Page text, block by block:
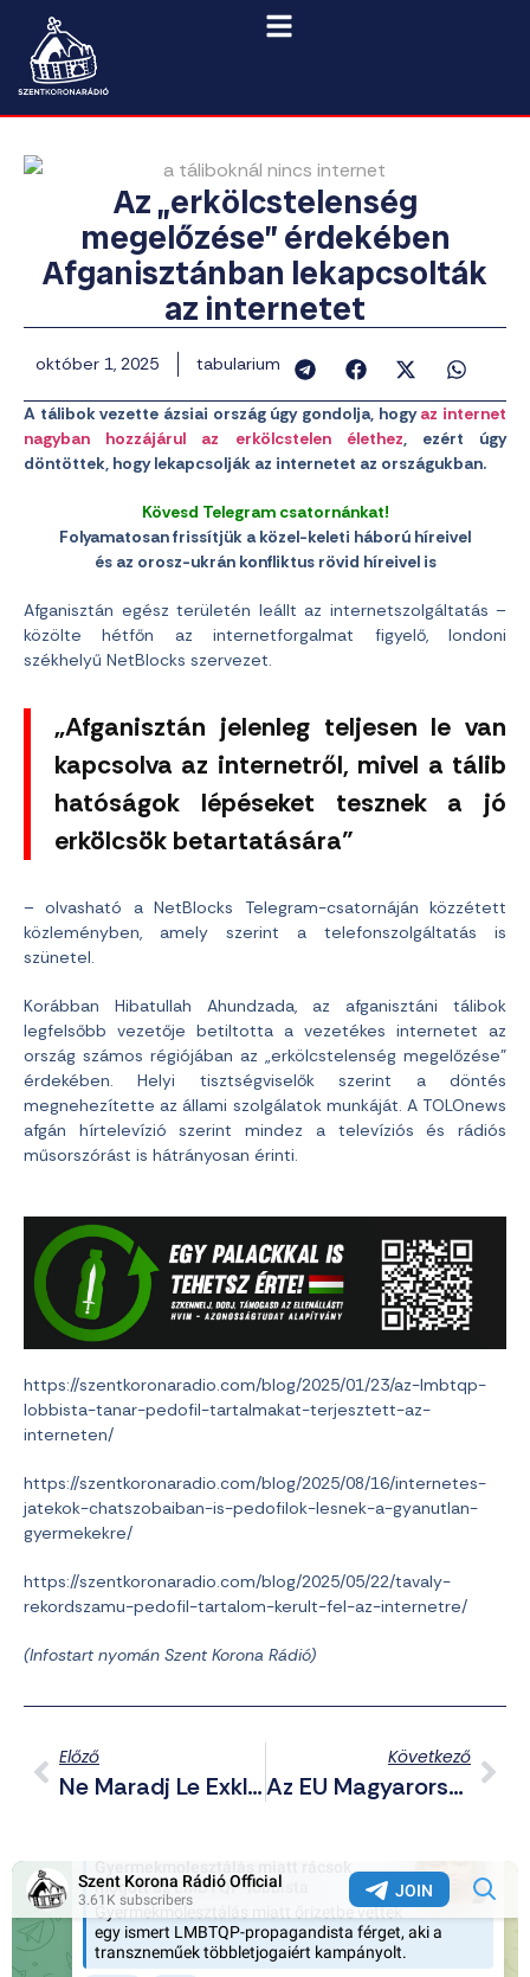
Az „erkölcstelenség
megelőzése” érdekében
Afganisztánban lekapcsolták
az internetet
október 1, 2025 tabularium
A tálibok vezette ázsiai ország úgy gondolja, hogyaz internet
nagyban hozzájárul az erkölcstelen élethez , ezért úgy
döntöttek, hogy lekapcsolják az internetet az országukban.
Kövesd Telegram csatornánkat!
Folyamatosan frissítjük a közel-keleti háború híreivel
és az orosz-ukrán konfliktus rövid híreivel is
Afganisztán egész területén leállt az internetszolgáltatás –
közölte hétfőn az internetforgalmat figyelő, londoni
székhelyű NetBlocks szervezet.
„Afganisztán jelenleg teljesen le van
kapcsolva az internetről, mivel a tálib
hatóságok lépéseket tesznek a jó
erkölcsök betartatására”
– olvasható a NetBlocks Telegram-csatornáján közzétett
közleményben, amely szerint a telefonszolgáltatás is
szünetel.
Korábban Hibatullah Ahundzada, az afganisztáni tálibok
legfelsőbb vezetője betiltotta a vezetékes internetet az
ország számos régiójában az „erkölcstelenség megelőzése”
érdekében. Helyi tisztségviselők szerint a döntés
megnehezítette az állami szolgálatok munkáját. A TOLOnews
afgán hírtelevízió szerint mindez a televíziós és rádiós
műsorszórást is hátrányosan érinti.
https://szentkoronaradio.com/blog/2025/01/23/az-lmbtqp-
lobbista-tanar-pedofil-tartalmakat-terjesztett-az-
interneten/
https://szentkoronaradio.com/blog/2025/08/16/internetes-
jatekok-chatszobaiban-is-pedofilok-lesnek-a-gyanutlan-
gyermekekre/
https://szentkoronaradio.com/blog/2025/05/22/tavaly-
rekordszamu-pedofil-tartalom-kerult-fel-az-internetre/
(Infostart nyomán Szent Korona Rádió)
Előző
Ne Maradj Le Exkluzív Telegram Posztjainkról Sem! – Összefoglaló A Csatornáról Háborús Hírekkel (2025.09.30.)
Következő
Az EU Magyarországot Megkerülve Csatlakoztatná Ukrajnát